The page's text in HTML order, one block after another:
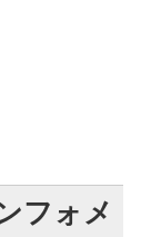
フォメ